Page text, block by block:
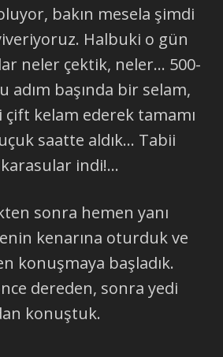
bakın mesela şimdi
Halbuki o gün
neler çektik, neler... 500-
adım başında bir selam,
çift kelam ederek tamamı
saatte aldık... Tabii
karasular indi!...
sonra hemen yanı
kenarına oturduk ve
konuşmaya başladık.
dereden, sonra yedi
konuştuk.